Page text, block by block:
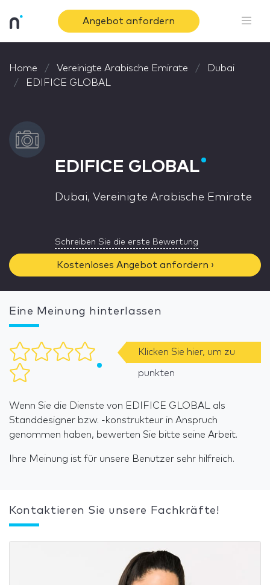
Angebot anfordern
Home Vereinigte Arabische Emirate
Dubai
EDIFICE GLOBAL
EDIFICE GLOBAL
Dubai, Vereinigte Arabische Emirate
Schreiben Sie die erste Bewertung
Kostenloses Angebot anfordern ›
Eine Meinung hinterlassen
Klicken Sie hier, um zu
punkten
Wenn Sie die Dienste von EDIFICE GLOBAL als
Standdesigner bzw. -konstrukteur in Anspruch
genommen haben, bewerten Sie bitte seine Arbeit.
Ihre Meinung ist für unsere Benutzer sehr hilfreich.
Kontaktieren Sie unsere Fachkräfte!